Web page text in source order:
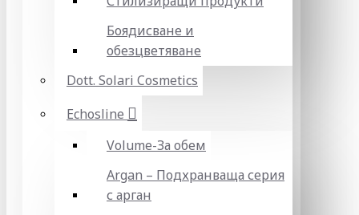
Боядисване и
обезцветяване
Dott. Solari Cosmetics
Echosline
Volume-За обем
Argan – Подхранваща серия
с арган